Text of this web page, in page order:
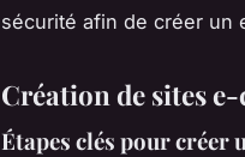
sécurité afin de créer un
Création de sites
Étapes clés pour créer